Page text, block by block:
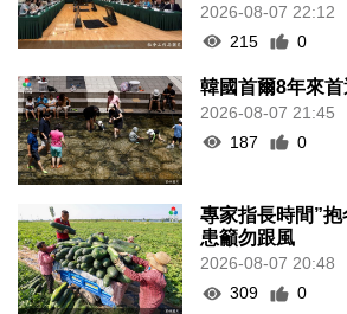
2026-08-07 22:12
215
0
韓國首爾8年來
2026-08-07 21:45
187
0
專家指長時間”
患籲勿跟風
2026-08-07 20:48
309
0